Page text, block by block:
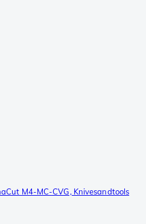
M4-MC-CVG, Knivesandtools